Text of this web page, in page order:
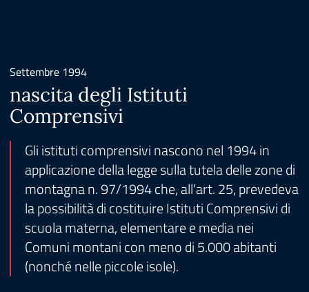
Settembre 1994
nascita degli Istituti
Comprensivi
Gli istituti comprensivi nascono nel 1994 in
applicazione della legge sulla tutela delle zone di
montagna n. 97/1994 che, all'art. 25, prevedeva
la possibilità di costituire Istituti Comprensivi di
scuola materna, elementare e media nei
Comuni montani con meno di 5.000 abitanti
(nonché nelle piccole isole).